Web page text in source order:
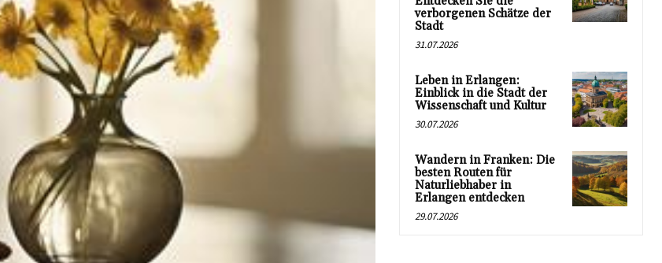
verborgenen Schätze der
Stadt
31.07.2026
Leben in Erlangen:
Einblick in die Stadt der
Wissenschaft und Kultur
30.07.2026
Wandern in Franken: Die
besten Routen für
Naturliebhaber in
Erlangen entdecken
29.07.2026